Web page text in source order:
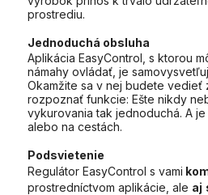
prostrediu.
Jednoduchá obsluha
Aplikácia EasyControl, s ktorou
námahy ovládať, je
Okamžite sa v nej budete vedieť
rozpoznať funkcie: Ešte nikdy
vykurovania tak jednoduchá. A
alebo na cestách.
Podsvietenie
Regulátor EasyControl s vami
prostredníctvom aplikácie, ale aj